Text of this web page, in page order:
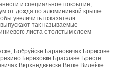
ДЛЯ ГАМАКА)
и специальное покрытие,
от дождя по алюминиевой крыше
увеличить показатели
так называемые
листа с толстым слоем
Бобруйске Барановичах Борисове
Березовке Браславе Бресте
Верхнедвинске Ветке Вилейке